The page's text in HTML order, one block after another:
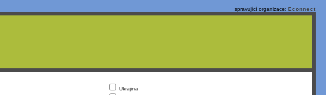
spravující organizace: Econnect
Ukrajina